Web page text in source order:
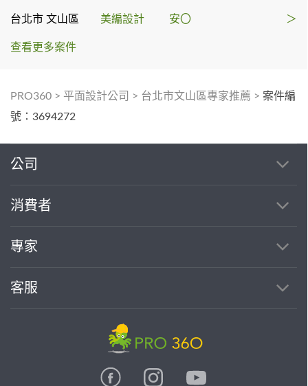
台北市 文山區 美編設計 安〇 ＞
查看更多案件
PRO360 > 平面設計公司 > 台北市文山區專家推薦 > 案件編
號：3694272
公司
消費者
專家
客服